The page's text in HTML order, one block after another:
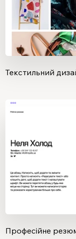
Текстильний
Професійне